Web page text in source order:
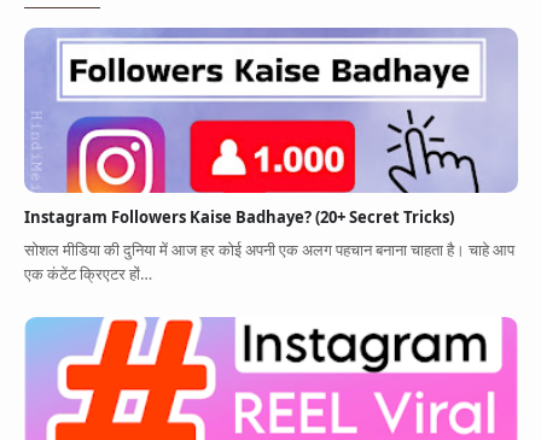
Instagram Followers Kaise Badhaye? (20+ Secret Tricks)
सोशल मीडिया की दुनिया में आज हर कोई अपनी एक अलग पहचान बनाना चाहता है। चाहे आप
एक कंटेंट क्रिएटर हों…